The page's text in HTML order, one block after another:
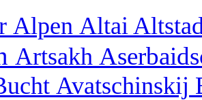
Alpen Altai
Artsakh
Avatschinskij